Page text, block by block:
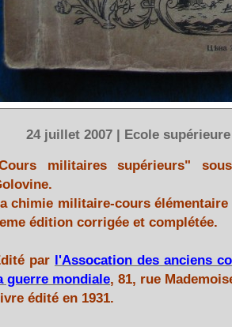
24 juillet 2007 | Ecole
militaires supérieurs"
chimie militaire-cours
édition corrigée et complétée.
par l'Assocation des anciens
guerre mondiale, 81, rue
édité en 1931.